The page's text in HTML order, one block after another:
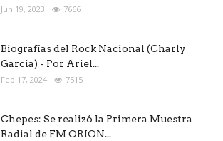
Jun 19, 2023 7666
Biografías del Rock Nacional (Charly
Garcia) - Por Ariel...
Feb 17, 2024 7515
Chepes: Se realizó la Primera Muestra
Radial de FM ORION...